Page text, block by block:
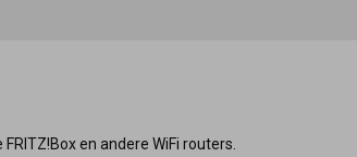
en andere WiFi routers.